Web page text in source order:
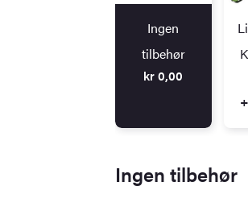
Ingen
tilbehør
kr0,00
Ingen tilbehør